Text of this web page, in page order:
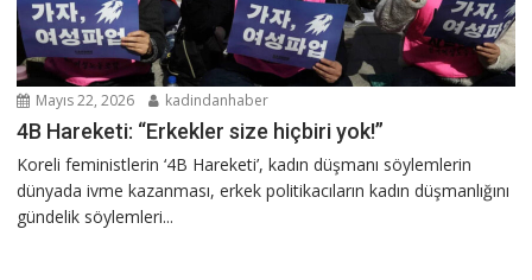
Mayıs 22, 2026 kadindanhaber
4B Hareketi: “Erkekler size hiçbiri yok!”
Koreli feministlerin ‘4B Hareketi’, kadın düşmanı söylemlerin
dünyada ivme kazanması, erkek politikacıların kadın düşmanlığını
gündelik söylemleri...